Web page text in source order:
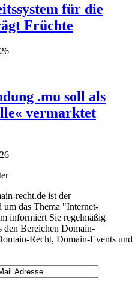
für die
Früchte
.mu soll als
vermarktet
recht.de ist der
um das Thema "Internet-
informiert Sie regelmäßig
den Bereichen Domain-
Recht, Domain-Events und